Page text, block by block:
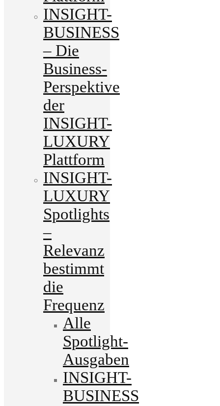
INSIGHT-
BUSINESS
– Die
Business-
Perspektive
der
INSIGHT-
LUXURY
Plattform
INSIGHT-
LUXURY
Spotlights
–
Relevanz
bestimmt
die
Frequenz
Alle
Spotlight-
Ausgaben
INSIGHT-
BUSINESS